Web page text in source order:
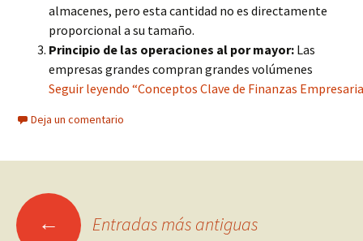
almacenes, pero esta cantidad no es directamente
proporcional a su tamaño.
Principio de las operaciones al por mayor: Las
empresas grandes compran grandes volúmenes
Seguir leyendo “Conceptos Clave de Finanzas
Deja un comentario
Ir ← Entradas más antiguas